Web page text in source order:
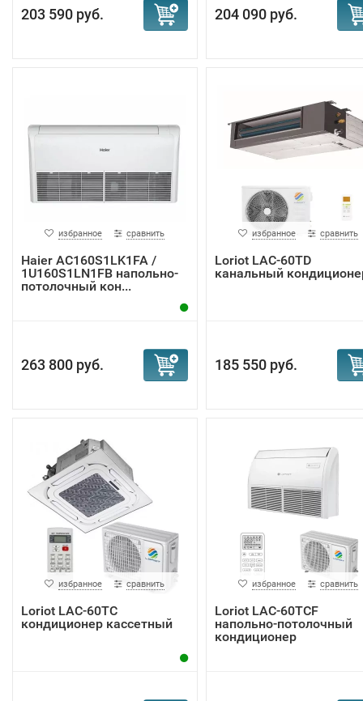
203 590 руб. 204 090 руб.
избранное сравнить
Haier AC160S1LK1FA /
1U160S1LN1FB напольно-
потолочный кон...
263 800 руб.
избранное сравнить
Loriot LAC-60TD
канальный
185 550 руб.
избранное сравнить
Loriot LAC-60TC
кондиционер кассетный
избранное сравнить
Loriot LAC-60TCF
напольно-потолочный
кондиционер